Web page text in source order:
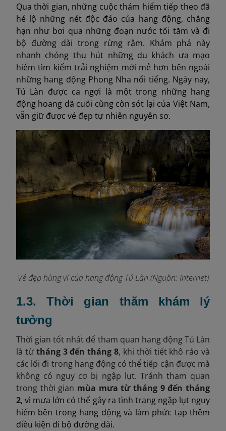
Qua thời gian, những cuộc thám hiểm tiếp theo đã
hé lộ những nét độc đáo của hang động, chẳng
hạn như bơi qua những đoạn nước tối tăm và đi
bộ đường dài trong rừng rậm. Khám phá này
nhanh chóng thu hút những du khách ưa mạo
hiểm tìm kiếm trải nghiệm mới mẻ hơn bên ngoài
những hang động Phong Nha nổi tiếng. Ngày nay,
Tú Làn được ca ngợi là một trong những hang
động hoang dã cuối cùng còn sót lại của Việt Nam,
vẫn giữ được vẻ đẹp tự nhiên nguyên sơ.
Vẻ đẹp hùng vĩ của hang động Tú Làn (Nguồn: Internet)
1.3. Thời gian thăm khám lý
tưởng
Thời gian tốt nhất để tham quan hang động Tú Làn
là từ tháng 3 đến tháng 8, khi thời tiết khô ráo và
các lối đi trong hang động có thể tiếp cận được mà
không có nguy cơ bị ngập lụt. Tránh tham quan
trong thời gian mùa mưa từ tháng 9 đến tháng
2, vì mưa lớn có thể gây ra tình trạng ngập lụt nguy
hiểm bên trong hang động và làm phức tạp thêm
điều kiện đi bộ đường dài.